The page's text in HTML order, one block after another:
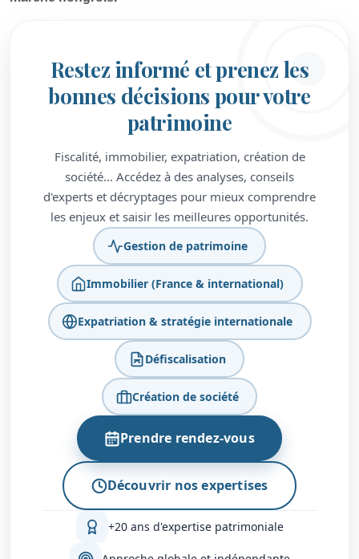
Restez informé et prenez les
bonnes décisions pour votre
patrimoine
Fiscalité, immobilier, expatriation, création de
société… Accédez à des analyses, conseils
d'experts et décryptages pour mieux comprendre
les enjeux et saisir les meilleures opportunités.
Gestion de patrimoine
Immobilier (France & international)
Expatriation & stratégie internationale
Défiscalisation
Création de société
Prendre rendez-vous
Découvrir nos expertises
+20 ans d'expertise patrimoniale